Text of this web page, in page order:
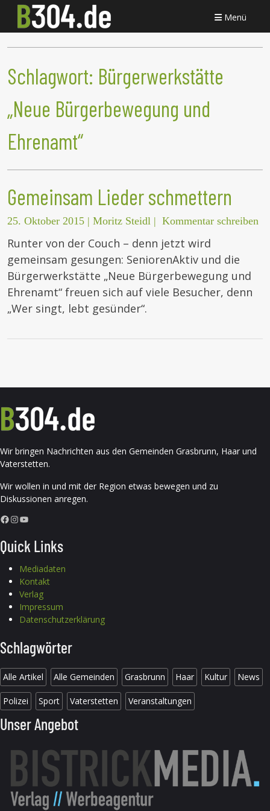
Menü
Schlagwort: Bürgerwerkstätte
„Neue Bürgerbewegung und
Ehrenamt“
Gemeinsam Lieder schmettern
25. Oktober 2015 | Moritz Steidl | Kommentar schreiben
Runter von der Couch – denn jetzt wird
gemeinsam gesungen: SeniorenAktiv und die
Bürgerwerkstätte „Neue Bürgerbewegung und
Ehrenamt“ freuen sich auf viele Besucher, denn
„Wer singt, lebt gesünder“.
Wir bringen Nachrichten aus den Gemeinden Grasbrunn, Haar und
Vaterstetten.
Wir wollen in und mit der Region etwas bewegen und zu
Diskussionen anregen.
Facebook InstagramYouTube
Quick Links
Mediadaten
Kontakt
Verlag
Impressum
Datenschutzerklärung
Schlagwörter
Alle Artikel Alle Gemeinden Grasbrunn Haar Kultur News
Polizei Sport Vaterstetten Veranstaltungen
Unser Angebot